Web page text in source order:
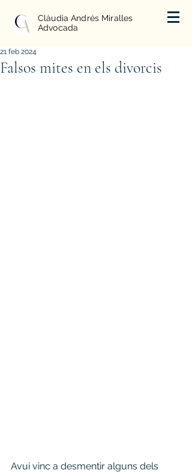
Clàudia Andrés Miralles
Advocada
Falsos mites en els divorcis
21 feb 2024
Avui vinc a desmentir alguns dels